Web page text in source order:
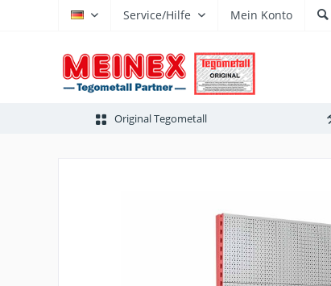
Service/Hilfe Mein Konto
Original Tegometall